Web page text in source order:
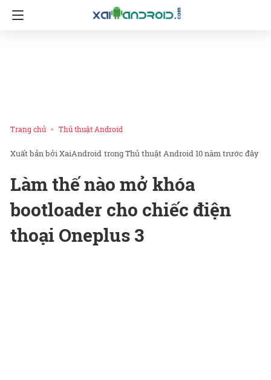
Trang chủ Thủ thuật Android
XaiAndroid trongThủ thuật Android10 năm trước đây
Làm thế nào mở khóa
bootloader cho chiếc điện
thoại Oneplus 3